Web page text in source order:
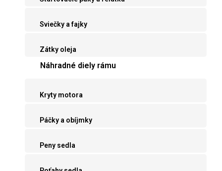
Sviečky a fajky
Zátky oleja
Náhradné diely rámu
Kryty motora
Páčky a obíjmky
Peny sedla